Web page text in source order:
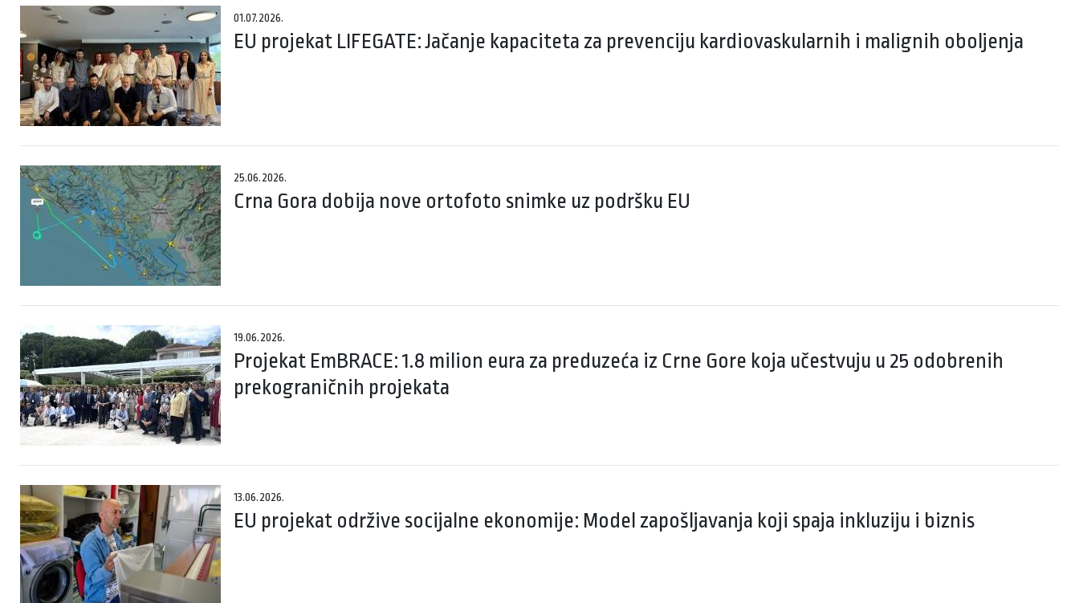
01.07.2026.
EU projekat LIFEGATE: Jačanje kapaciteta za prevenciju kardiovaskularnih i malignih oboljenja
25.06.2026.
Crna Gora dobija nove ortofoto snimke uz podršku EU
19.06.2026.
Projekat EmBRACE: 1.8 milion eura za preduzeća iz Crne Gore koja učestvuju u 25 odobrenih
prekograničnih projekata
13.06.2026.
EU projekat održive socijalne ekonomije: Model zapošljavanja koji spaja inkluziju i biznis